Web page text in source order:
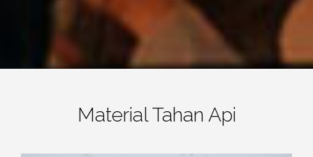
Material Tahan Api